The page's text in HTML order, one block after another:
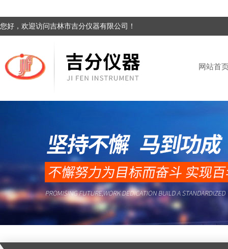
您好，欢迎访问吉林市吉分仪器有限公司！
网站首